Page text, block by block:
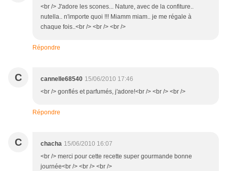
<br /> J'adore les scones... Nature, avec de la confiture..
nutella.. n'importe quoi !!! Miamm miam.. je me régale à
chaque fois..<br /> <br /> <br />
Répondre
C cannelle68540 15/06/2010 17:46
<br /> gonflés et parfumés, j'adore!<br /> <br /> <br />
Répondre
C chacha 15/06/2010 16:07
<br /> merci pour cette recette super gourmande bonne
journée<br /> <br /> <br />